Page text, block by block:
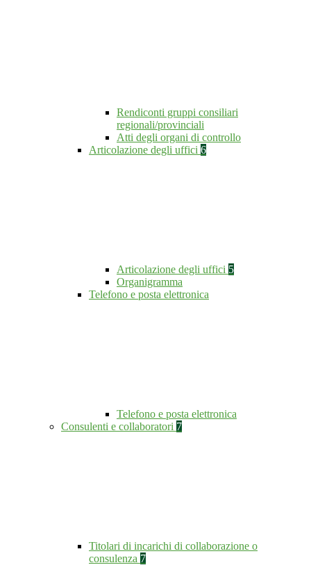
Rendiconti gruppi consiliari
regionali/provinciali
Atti degli organi di controllo
Articolazione degli uffici 6
Articolazione degli uffici 5
Organigramma
Telefono e posta elettronica
Telefono e posta elettronica
Consulenti e collaboratori 7
Titolari di incarichi di collaborazione o
consulenza 7